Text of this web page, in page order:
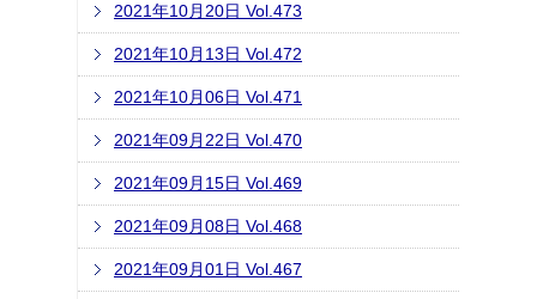
2021年10月20日 Vol.473
2021年10月13日 Vol.472
2021年10月06日 Vol.471
2021年09月22日 Vol.470
2021年09月15日 Vol.469
2021年09月08日 Vol.468
2021年09月01日 Vol.467